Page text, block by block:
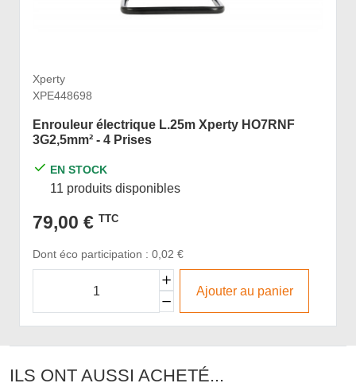
Xperty
XPE448698
Enrouleur électrique L.25m Xperty HO7RNF
3G2,5mm² - 4 Prises
EN STOCK
11 produits disponibles
79,00 € TTC
Dont éco participation : 0,02 €
Ajouter au panier
ILS ONT AUSSI ACHETÉ...